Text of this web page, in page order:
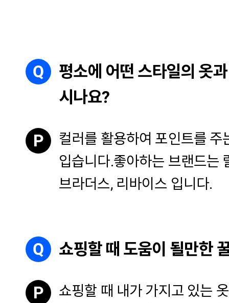
Q
평소에 어떤 스타일의 옷
시나요?
P
컬러를 활용하여 포인트를 주
입습니다.좋아하는 브랜드는
브라더스, 리바이스 입니다.
Q 쇼핑할 때 도움이 될만한
P
쇼핑할 때 내가 가지고 있는